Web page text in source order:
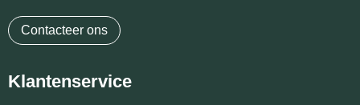
Contacteer ons
Klantenservice